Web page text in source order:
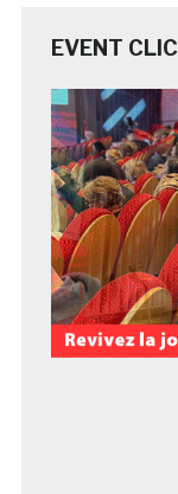
EVENT CLIC